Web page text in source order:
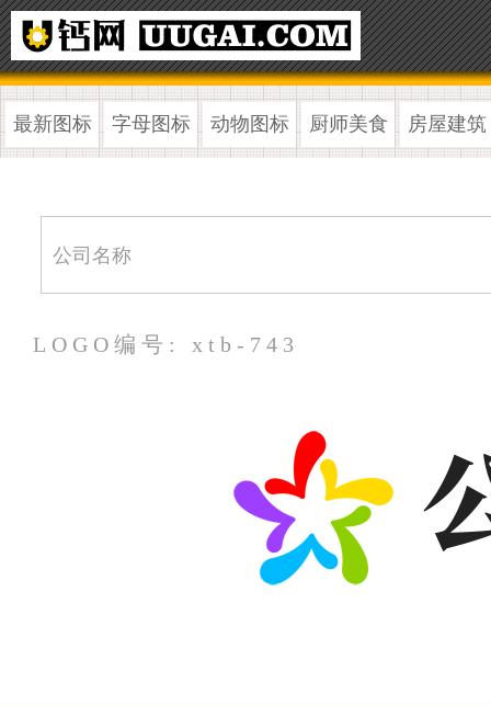
最新图标 字母图标 动物图标 厨师美食 房屋建筑
LOGO编号: xtb-743